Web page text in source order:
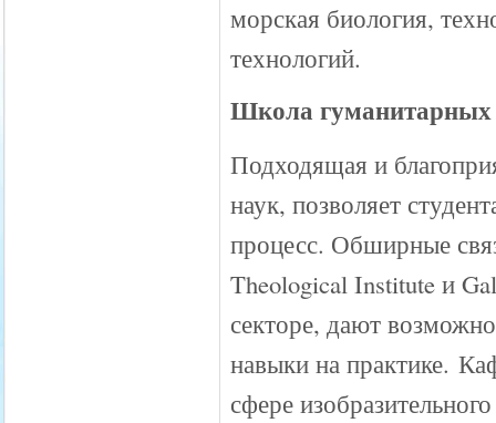
морская биология,
технологий.
Школа гуманитарных
Подходящая и
наук, позволяет
процесс. Обширные
Theological Institute и
секторе, дают
навыки на практике.
сфере